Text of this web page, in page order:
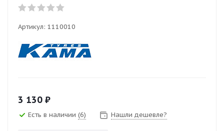
Артикул: 1110010
3 130 ₽
Есть в наличии (6) Нашли дешевле?